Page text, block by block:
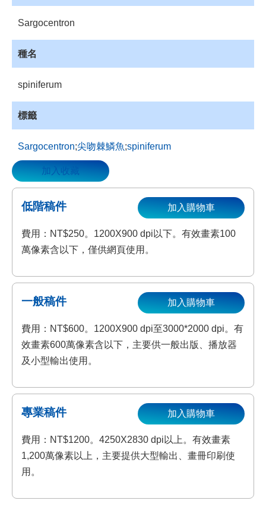
藏
入
Sargocentron
種名
spiniferum
標籤
Sargocentron;尖吻棘鱗魚;spiniferum
加入收藏
低階稿件
費用：NT$250。1200X900 dpi以下。有效畫素100
萬像素含以下，僅供網頁使用。
加入購物車
一般稿件
費用：NT$600。1200X900 dpi至3000*2000 dpi。有
效畫素600萬像素含以下，主要供一般出版、播放器
及小型輸出使用。
加入購物車
專業稿件
費用：NT$1200。4250X2830 dpi以上。有效畫素
1,200萬像素以上，主要提供大型輸出、畫冊印刷使
用。
加入購物車